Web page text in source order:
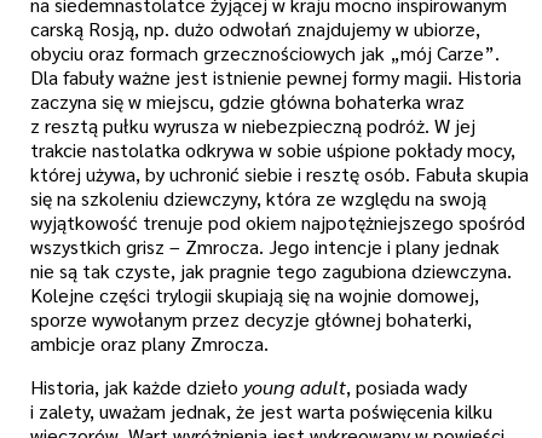
carską Rosją, np. dużo odwołań znajdujemy w ubiorze,
obyciu oraz formach grzecznościowych jak „mój Carze”.
Dla fabuły ważne jest istnienie pewnej formy magii. Historia
zaczyna się w miejscu, gdzie główna bohaterka wraz
z resztą pułku wyrusza w niebezpieczną podróż. W jej
trakcie nastolatka odkrywa w sobie uśpione pokłady mocy,
której używa, by uchronić siebie i resztę osób. Fabuła skupia
się na szkoleniu dziewczyny, która ze względu na swoją
wyjątkowość trenuje pod okiem najpotężniejszego spośród
wszystkich grisz – Zmrocza. Jego intencje i plany jednak
nie są tak czyste, jak pragnie tego zagubiona dziewczyna.
Kolejne części trylogii skupiają się na wojnie domowej,
sporze wywołanym przez decyzje głównej bohaterki,
ambicje oraz plany Zmrocza.
Historia, jak każde dzieło young adult, posiada wady
i zalety, uważam jednak, że jest warta poświęcenia kilku